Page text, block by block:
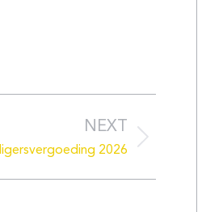
NEXT
2026